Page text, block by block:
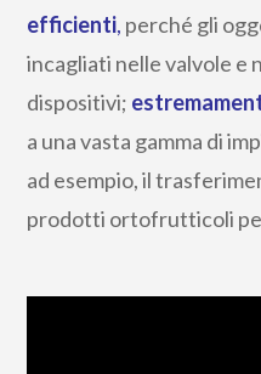
efficienti, perché gli
incagliati nelle valvole e
dispositivi;
a una vasta gamma di
ad esempio, il
prodotti ortofrutticoli